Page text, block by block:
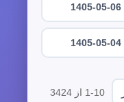
1405-05-06
1405-05-04
1-10 از 3424